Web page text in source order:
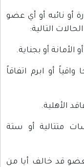
أو نائبه أو أي عضو
التالية:
أو بجناية.
أو ابرم اتفاقاً
الأهلية.
متتالية أو ستة
قد خالف أيا من